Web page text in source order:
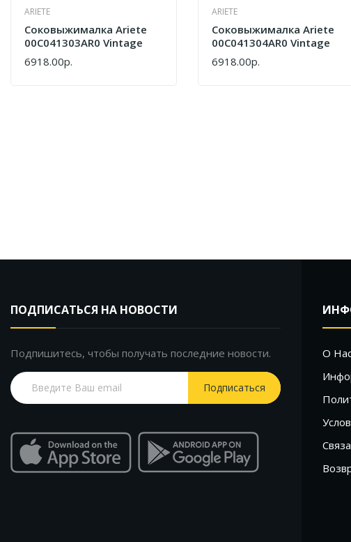
ARIETE
Соковыжималка Ariete
00C041303AR0 Vintage
6918.00р.
КУПИТЬ
ARIETE
Соковыжималка Ariete
00C041304AR0 Vintage
6918.00р.
КУПИТЬ
ПОДПИСАТЬСЯ НА НОВОСТИ
Подпишитесь, чтобы получать последние новости.
Подписаться
О